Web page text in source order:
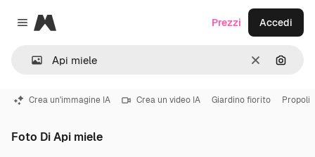
Close menu
Magnific
CancellaCerca
Prezzi Accedi
Crea un'immagine IA Crea un video IA Giardino fiorito Propoli
Foto Di Api miele